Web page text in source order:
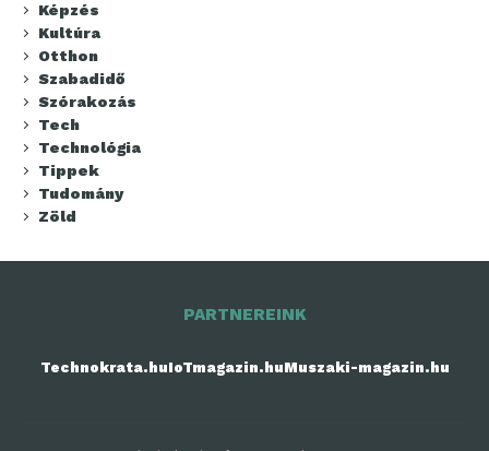
Képzés
Kultúra
Otthon
Szabadidő
Szórakozás
Tech
Technológia
Tippek
Tudomány
Zöld
PARTNEREINK
Technokrata.huIoTmagazin.huMuszaki-magazin.hu